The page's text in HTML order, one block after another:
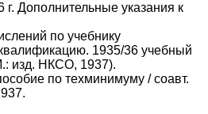
г. Дополнительные указания к
по учебнику
1935/36 учебный
изд. НКСО, 1937).
по техминимуму / соавт.